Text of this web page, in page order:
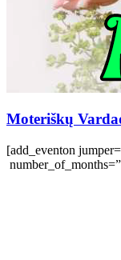
Moteriškų
[add_eventon